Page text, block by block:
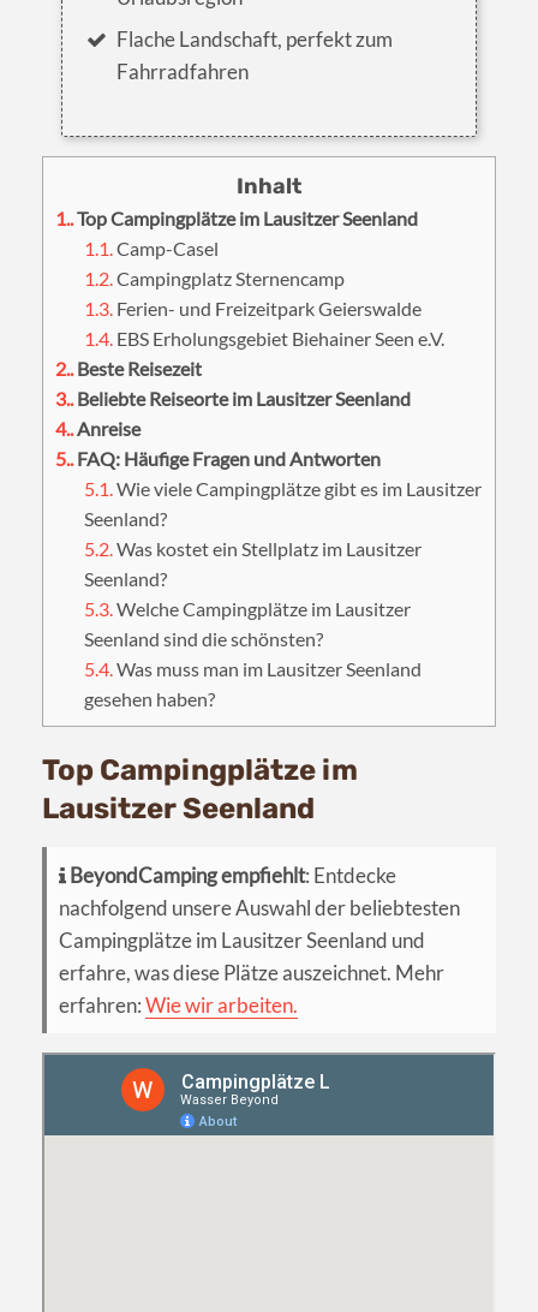
Flache Landschaft, perfekt zum
Fahrradfahren
1.Top Campingplätze im Lausitzer Seenland
1.1.Camp-Casel
1.2.Campingplatz Sternencamp
1.3. Ferien- und Freizeitpark Geierswalde
1.4. EBS Erholungsgebiet Biehainer Seen e.V.
2.Beste Reisezeit
3.Beliebte Reiseorte im Lausitzer Seenland
4.Anreise
5.FAQ: Häufige Fragen und Antworten
5.1.Wie viele Campingplätze gibt es im Lausitzer
Seenland?
5.2.Was kostet ein Stellplatz im Lausitzer
Seenland?
5.3.Welche Campingplätze im Lausitzer
Seenland sind die schönsten?
5.4.Was muss man im Lausitzer Seenland
gesehen haben?
Top Campingplätze im
Lausitzer Seenland
BeyondCamping empfiehlt: Entdecke
nachfolgend unsere Auswahl der beliebtesten
Campingplätze im Lausitzer Seenland und
erfahre, was diese Plätze auszeichnet. Mehr
erfahren:Wie wir arbeiten.